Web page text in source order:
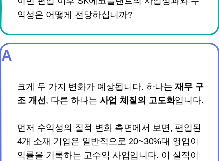
익성은 어떻게 전망하십니까?
A
크게 두 가지 변화가 예상됩니다. 하나는 재무 구
조 개선, 다른 하나는 사업 체질의 고도화입니다.
먼저 수익성의 질적 변화 측면에서 보면, 편입된
4개 소재 기업은 일반적으로 20~30%대 영업이
익률을 기록하는 고수익 사업입니다. 이 실적이